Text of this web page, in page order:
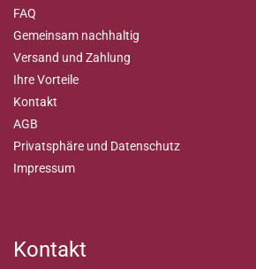
FAQ
Gemeinsam nachhaltig
Versand und Zahlung
Ihre Vorteile
Kontakt
AGB
Privatsphäre und Datenschutz
Impressum
Kontakt